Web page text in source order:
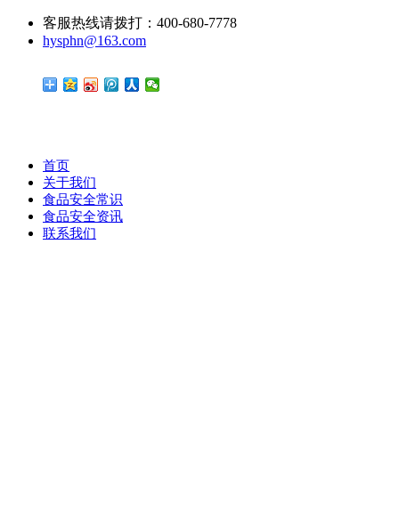
客服热线请拨打：400-680-7778
hysphn@163.com
首页
关于我们
食品安全常识
食品安全资讯
联系我们